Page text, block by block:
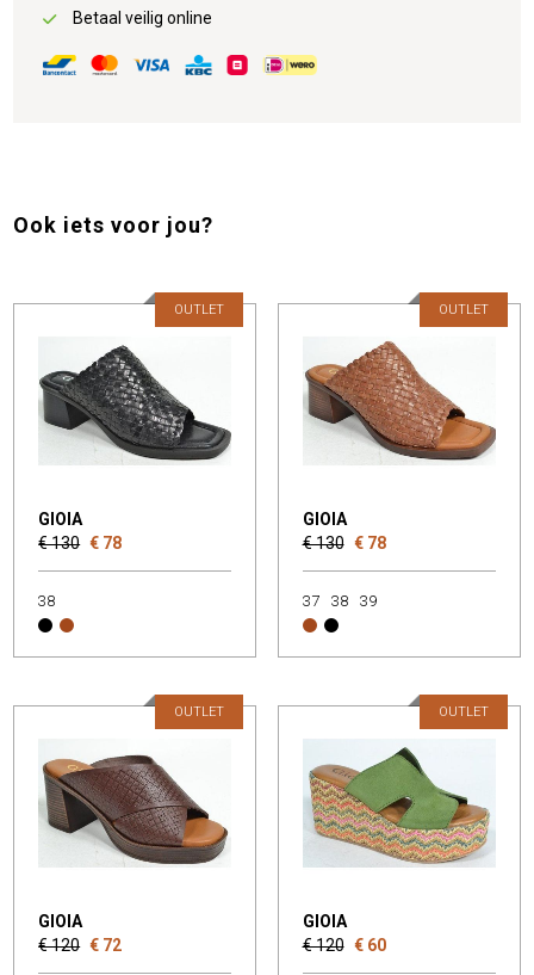
Betaal veilig online
Ook iets voor jou?
GIOIA
€ 130 € 78
OUTLET
38
GIOIA
€ 130 € 78
OUTLET
37 38 39
GIOIA
€ 120 € 72
OUTLET
GIOIA
€ 120 € 60
OUTLET